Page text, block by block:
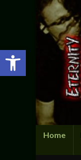
Open toolbar
Home